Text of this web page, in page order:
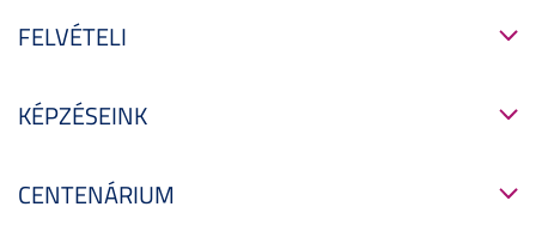
FELVÉTELI
KÉPZÉSEINK
CENTENÁRIUM